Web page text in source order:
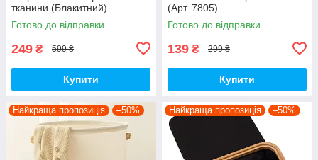
тканини (Блакитний)
Готово до відправки
249 ₴ 599 ₴
Купити
(Арт. 7805)
Готово до відправки
139 ₴ 299 ₴
Купити
Найкраща пропозиція –50% Найкраща пропозиція –50%